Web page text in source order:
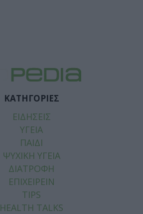
ΚΑΤΗΓΟΡΙΕΣ
ΕΙΔΗΣΕΙΣ
ΥΓΕΙΑ
ΠΑΙΔΙ
ΨΥΧΙΚΗ ΥΓΕΙΑ
ΔΙΑΤΡΟΦΗ
ΕΠΙΧΕΙΡΕΙΝ
TIPS
HEALTH TALKS